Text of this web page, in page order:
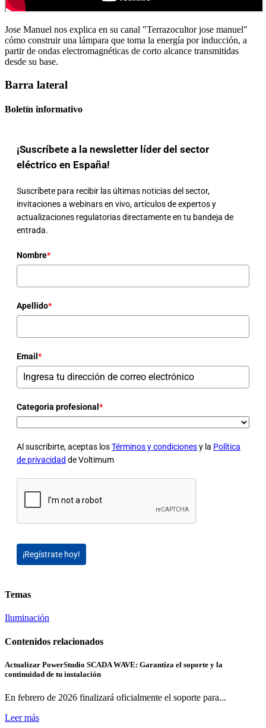
Jose Manuel nos explica en su canal "Terrazocultor jose manuel"
cómo construir una lámpara que toma la energía por inducción, a
partir de ondas electromagnéticas de corto alcance transmitidas
desde su base.
Barra lateral
Boletín informativo
¡Suscríbete a la newsletter líder del sector
eléctrico en España!
Suscríbete para recibir las últimas noticias del sector,
invitaciones a webinars en vivo, artículos de expertos y
actualizaciones regulatorias directamente en tu bandeja de
entrada.
Nombre*
Apellido*
Email *
Categoria profesional *
Al suscribirte, aceptas losTérminos y condicionesy la Política
de privacidad de Voltimum
¡Regístrate hoy!
Temas
Iluminación
Contenidos relacionados
Actualizar PowerStudio SCADA WAVE: Garantiza el soporte y la
continuidad de tu instalación
En febrero de 2026 finalizará oficialmente el soporte para...
Leer más